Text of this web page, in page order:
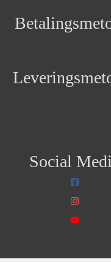
Social